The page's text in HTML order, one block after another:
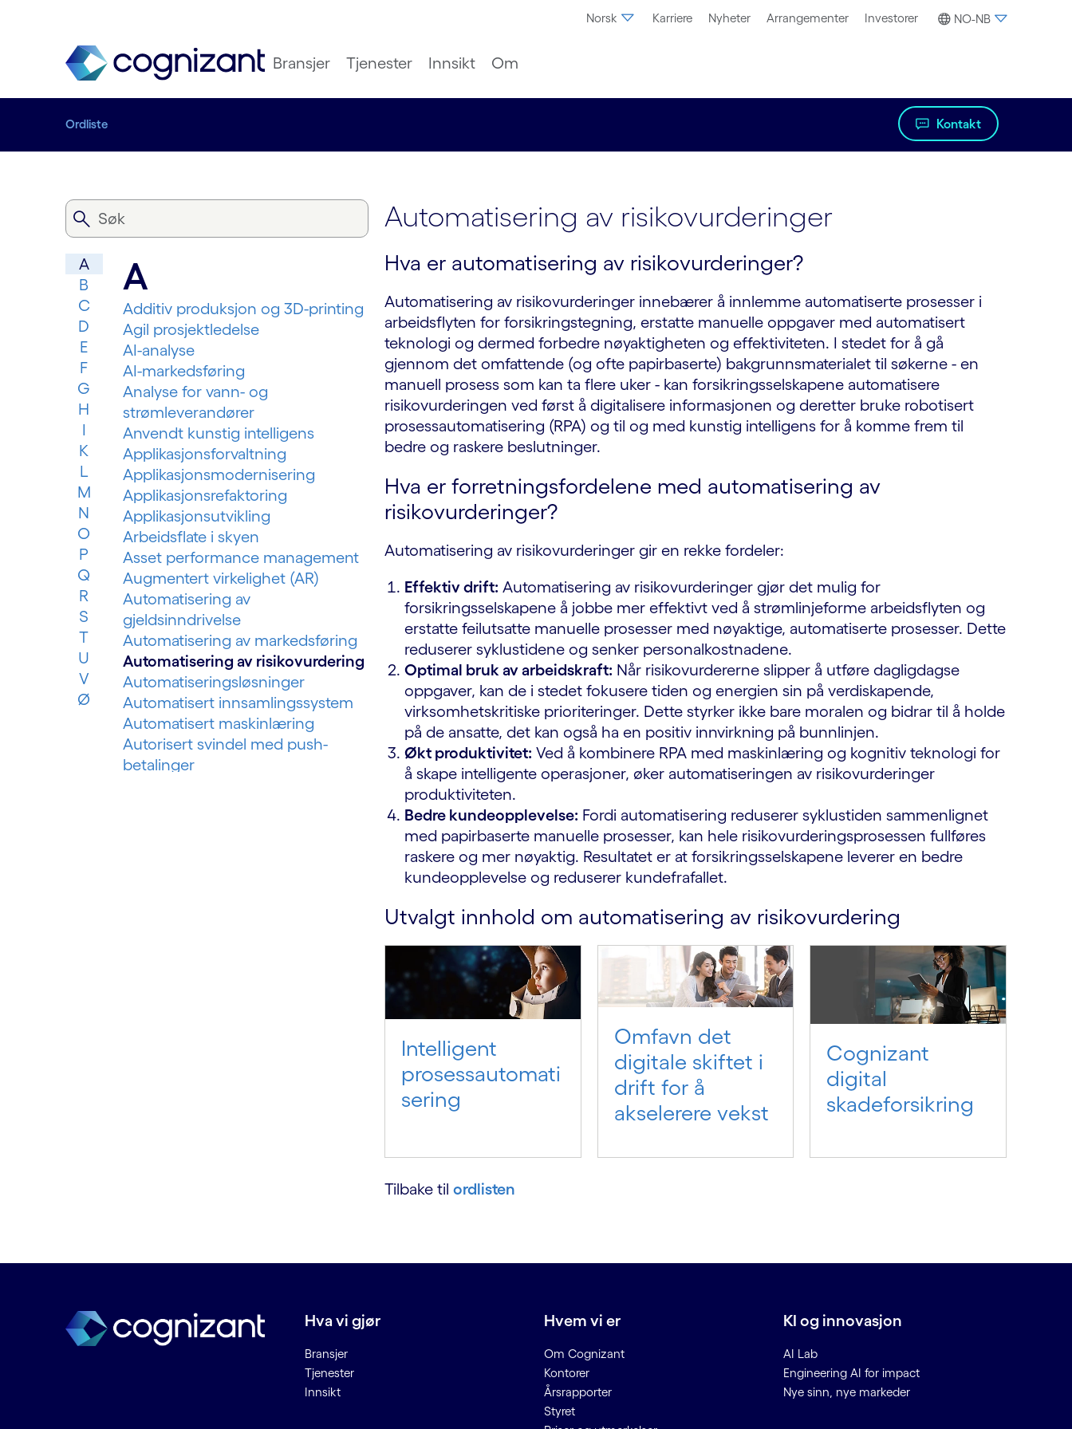
Norsk Karriere Nyheter Arrangementer Investorer NO-NB
Bransjer Tjenester Innsikt Om
Ordliste Kontakt
A
B
C
D
E
F
G
H
I
K
L
M
N
O
P
Q
R
S
T
U
V
Ø
A
Additiv produksjon og 3D-printing
Agil prosjektledelse
AI-analyse
AI-markedsføring
Analyse for vann- og
strømleverandører
Anvendt kunstig intelligens
Applikasjonsforvaltning
Applikasjonsmodernisering
Applikasjonsrefaktoring
Applikasjonsutvikling
Arbeidsflate i skyen
Asset performance management
Augmentert virkelighet (AR)
Automatisering av
gjeldsinndrivelse
Automatisering av markedsføring
Automatisering av risikovurdering
Automatiseringsløsninger
Automatisert innsamlingssystem
Automatisert maskinlæring
Autorisert svindel med push-
betalinger
D
Data som kan ødelegges
Dataetikk
Automatisering av risikovurderinger
Hva er automatisering av risikovurderinger?
Automatisering av risikovurderinger innebærer å innlemme automatiserte prosesser i
arbeidsflyten for forsikringstegning, erstatte manuelle oppgaver med automatisert
teknologi og dermed forbedre nøyaktigheten og effektiviteten. I stedet for å gå
gjennom det omfattende (og ofte papirbaserte) bakgrunnsmaterialet til søkerne - en
manuell prosess som kan ta flere uker - kan forsikringsselskapene automatisere
risikovurderingen ved først å digitalisere informasjonen og deretter bruke robotisert
prosessautomatisering (RPA) og til og med kunstig intelligens for å komme frem til
bedre og raskere beslutninger.
Hva er forretningsfordelene med automatisering av
risikovurderinger?
Automatisering av risikovurderinger gir en rekke fordeler:
Effektiv drift: Automatisering av risikovurderinger gjør det mulig for
forsikringsselskapene å jobbe mer effektivt ved å strømlinjeforme arbeidsflyten og
erstatte feilutsatte manuelle prosesser med nøyaktige, automatiserte prosesser. Dette
reduserer syklustidene og senker personalkostnadene.
Optimal bruk av arbeidskraft: Når risikovurdererne slipper å utføre dagligdagse
oppgaver, kan de i stedet fokusere tiden og energien sin på verdiskapende,
virksomhetskritiske prioriteringer. Dette styrker ikke bare moralen og bidrar til å holde
på de ansatte, det kan også ha en positiv innvirkning på bunnlinjen.
Økt produktivitet: Ved å kombinere RPA med maskinlæring og kognitiv teknologi for
å skape intelligente operasjoner, øker automatiseringen av risikovurderinger
produktiviteten.
Bedre kundeopplevelse: Fordi automatisering reduserer syklustiden sammenlignet
med papirbaserte manuelle prosesser, kan hele risikovurderingsprosessen fullføres
raskere og mer nøyaktig. Resultatet er at forsikringsselskapene leverer en bedre
kundeopplevelse og reduserer kundefrafallet.
Utvalgt innhold om automatisering av risikovurdering
Intelligent
prosessautomati
sering
Omfavn det
digitale skiftet i
drift for å
akselerere vekst
Cognizant
digital
skadeforsikring
Tilbake til ordlisten
Hva vi gjør
Bransjer
Tjenester
Innsikt
Hvem vi er
Om Cognizant
Kontorer
Årsrapporter
Styret
KI og innovasjon
AI Lab
Engineering AI for impact
Nye sinn, nye markeder